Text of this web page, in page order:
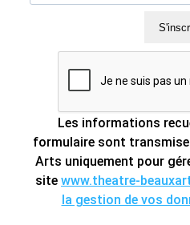
Les informations
formulaire sont
Arts uniquement pour
site www.theatre-
la gestion de vos